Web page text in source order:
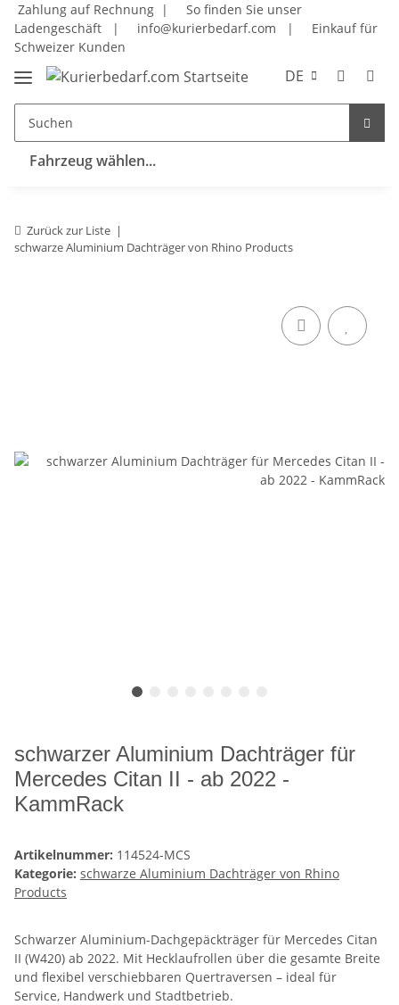
Zahlung auf Rechnung |
So finden Sie unser
Ladengeschäft
| info@kurierbedarf.com |
Einkauf für
Schweizer Kunden
DE
Fahrzeug wählen...
Zurück zur Liste
schwarze Aluminium Dachträger von Rhino Products
schwarzer Aluminium Dachträger für
Mercedes Citan II - ab 2022 -
KammRack
Artikelnummer: 114524-MCS
Kategorie: schwarze Aluminium Dachträger von Rhino
Products
Schwarzer Aluminium-Dachgepäckträger für Mercedes Citan
II (W420) ab 2022. Mit Hecklaufrollen über die gesamte Breite
und flexibel verschiebbaren Quertraversen – ideal für
Service, Handwerk und Stadtbetrieb.